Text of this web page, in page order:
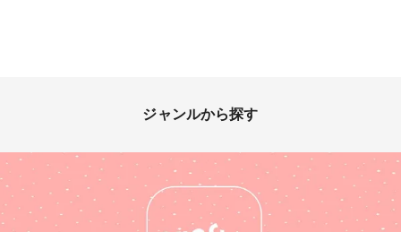
ジャンルから探す